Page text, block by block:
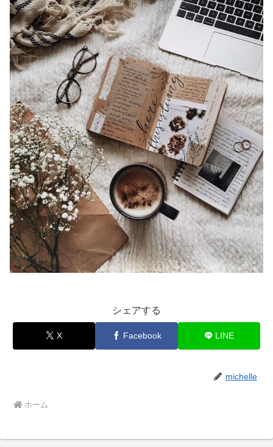
シェアする
X Facebook LINE
michelle
ホーム